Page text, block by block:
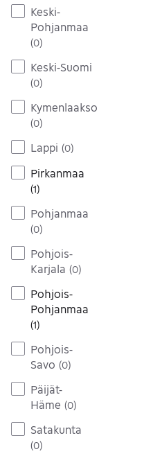
Keski-
Pohjanmaa
(0)
Keski-Suomi
(0)
Kymenlaakso
(0)
Lappi (0)
Pirkanmaa
(1)
Pohjanmaa
(0)
Pohjois-
Karjala (0)
Pohjois-
Pohjanmaa
(1)
Pohjois-
Savo (0)
Päijät-
Häme (0)
Satakunta
(0)